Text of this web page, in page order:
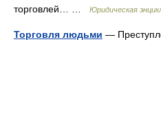
торговлей… … Юридическая
Торговля людьми —